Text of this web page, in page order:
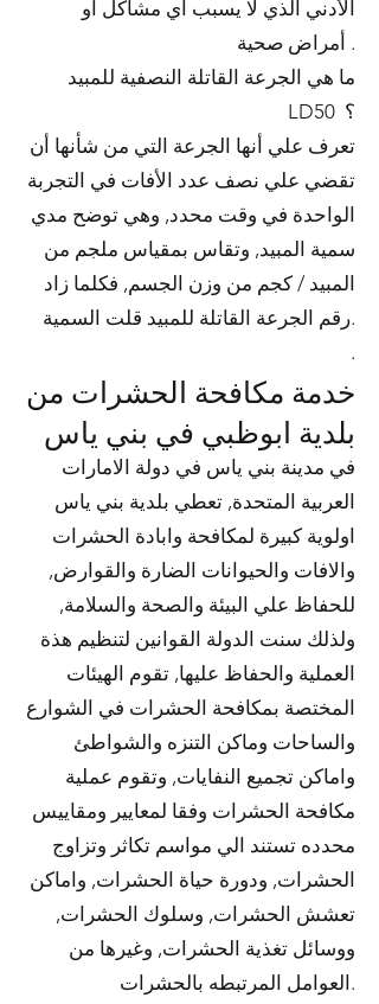
الأدني الذي لا يسبب أي مشاكل أو
أمراض صحية .
ما هي الجرعة القاتلة النصفية للمبيد
LD50 ؟
تعرف علي أنها الجرعة التي من شأنها أن
تقضي علي نصف عدد الأفات في التجربة
الواحدة في وقت محدد, وهي توضح مدي
سمية المبيد, وتقاس بمقياس ملجم من
المبيد / كجم من وزن الجسم, فكلما زاد
رقم الجرعة القاتلة للمبيد قلت السمية.
.
خدمة مكافحة الحشرات من
بلدية ابوظبي في بني ياس
في مدينة بني ياس في دولة الامارات
العربية المتحدة, تعطي بلدية بني ياس
اولوية كبيرة لمكافحة وابادة الحشرات
والافات والحيوانات الضارة والقوارض,
للحفاظ علي البيئة والصحة والسلامة,
ولذلك سنت الدولة القوانين لتنظيم هذة
العملية والحفاظ عليها, تقوم الهيئات
المختصة بمكافحة الحشرات في الشوارع
والساحات وماكن التنزه والشواطئ
واماكن تجميع النفايات, وتقوم عملية
مكافحة الحشرات وفقا لمعايير ومقاييس
محدده تستند الي مواسم تكاثر وتزاوج
الحشرات, ودورة حياة الحشرات, واماكن
تعشش الحشرات, وسلوك الحشرات,
ووسائل تغذية الحشرات, وغيرها من
العوامل المرتبطه بالحشرات.